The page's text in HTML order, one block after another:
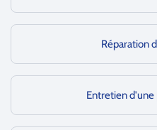
Réparation
Entretien